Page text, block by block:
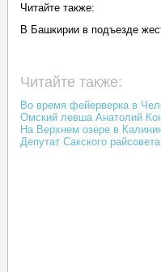
Читайте также:
В Башкирии в подъезде
Читайте также:
Во время фейерверка в
Омский левша Анатолий
На Верхнем озере в
Депутат Сакского